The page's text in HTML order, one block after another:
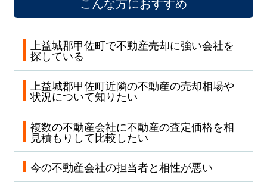
上益城郡甲佐町で不動産売却に強い会社を
探している
上益城郡甲佐町近隣の不動産の売却相場や
状況について知りたい
複数の不動産会社に不動産の査定価格を相
見積もりして比較したい
今の不動産会社の担当者と相性が悪い